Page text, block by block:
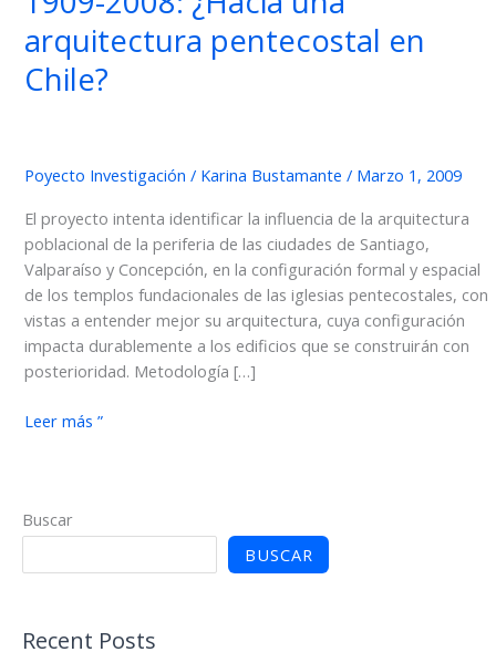
Buscar
BUSCAR
Recent Posts
arquitectura pentecostal en
Chile?
Poyecto Investigación / Karina Bustamante / Marzo 1, 2009
El proyecto intenta identificar la influencia de la arquitectura
poblacional de la periferia de las ciudades de Santiago,
Valparaíso y Concepción, en la configuración formal y espacial
de los templos fundacionales de las iglesias pentecostales, con
vistas a entender mejor su arquitectura, cuya configuración
impacta durablemente a los edificios que se construirán con
posterioridad. Metodología […]
1909-
arquitectura
en
Leer más ”